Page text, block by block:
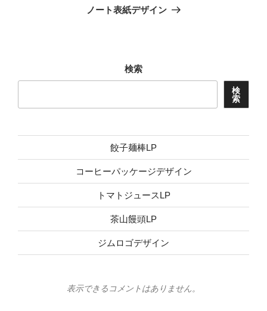
の
ノート表紙デザイン
検索
検
索
餃子麺棒LP
コーヒーパッケージデザイン
トマトジュースLP
茶山饅頭LP
ジムロゴデザイン
表示できるコメントはありません。